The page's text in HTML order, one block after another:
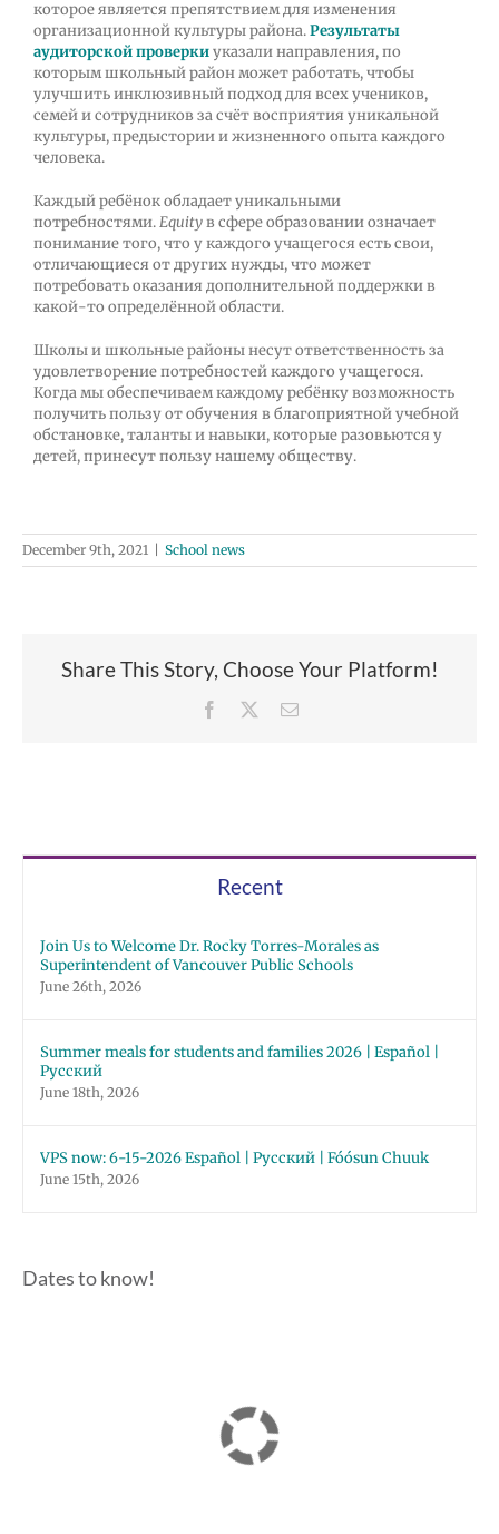
которое является препятствием для изменения
организационной культуры района.Результаты
аудиторской проверкиуказали направления, по
которым школьный район может работать, чтобы
улучшить инклюзивный подход для всех учеников,
семей и сотрудников за счёт восприятия уникальной
культуры, предыстории и жизненного опыта каждого
человека.
Каждый ребёнок обладает уникальными
потребностями.Equityв сфере образовании означает
понимание того, что у каждого учащегося есть свои,
отличающиеся от других нужды, что может
потребовать оказания дополнительной поддержки в
какой-то определённой области.
Школы и школьные районы несут ответственность за
удовлетворение потребностей каждого учащегося.
Когда мы обеспечиваем каждому ребёнку возможность
получить пользу от обучения в благоприятной учебной
обстановке, таланты и навыки, которые разовьются у
детей, принесут пользу нашему обществу.
December 9th, 2021 School news
Share This Story, Choose Your Platform!
Facebook Email
Recent
Join Us to Welcome Dr. Rocky Torres-Morales as
Superintendent of Vancouver Public Schools
June 26th, 2026
Summer meals for students and families 2026 | Español |
Русский
June 18th, 2026
VPS now: 6-15-2026 Español | Русский | Fóósun Chuuk
June 15th, 2026
Dates to know!